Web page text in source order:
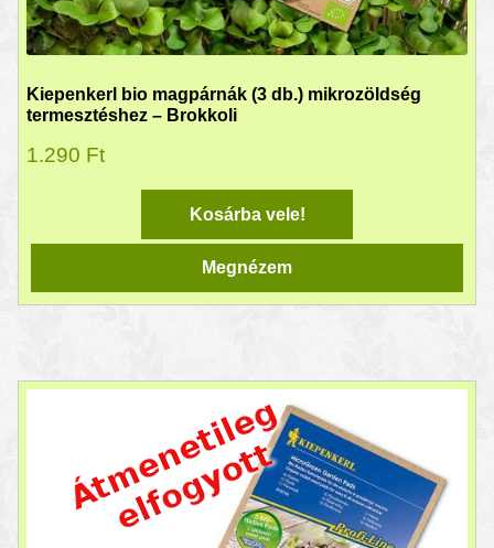
Kiepenkerl bio magpárnák (3 db.) mikrozöldség
termesztéshez – Brokkoli
1.290 Ft
Kosárba vele!
Megnézem